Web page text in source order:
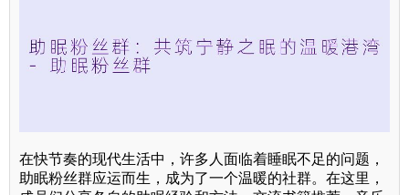
在快节奏的现代生活中，许多人面临着睡眠不足的问题，
助眠粉丝群应运而生，成为了一个温暖的社群。在这里，